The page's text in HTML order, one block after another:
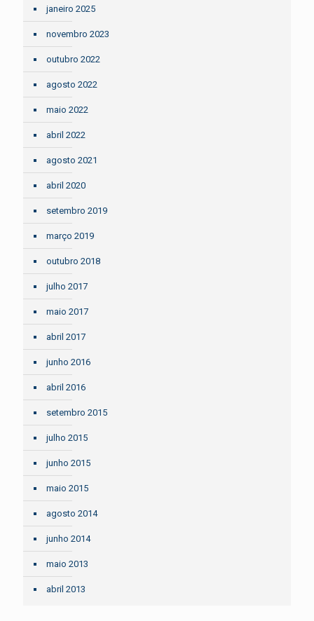
janeiro 2025
novembro 2023
outubro 2022
agosto 2022
maio 2022
abril 2022
agosto 2021
abril 2020
setembro 2019
março 2019
outubro 2018
julho 2017
maio 2017
abril 2017
junho 2016
abril 2016
setembro 2015
julho 2015
junho 2015
maio 2015
agosto 2014
junho 2014
maio 2013
abril 2013